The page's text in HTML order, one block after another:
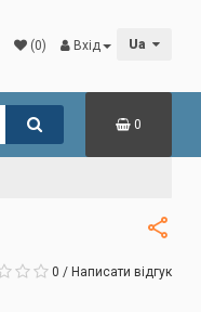
(0) Вхід Ua
0
0 / Написати відгук